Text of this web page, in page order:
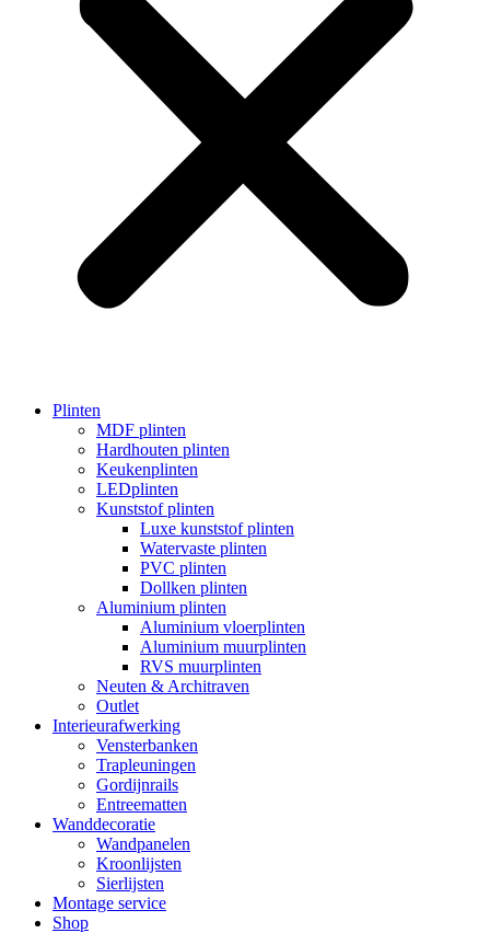
Plinten
MDF plinten
Hardhouten plinten
Keukenplinten
LEDplinten
Kunststof plinten
Luxe kunststof plinten
Watervaste plinten
PVC plinten
Dollken plinten
Aluminium plinten
Aluminium vloerplinten
Aluminium muurplinten
RVS muurplinten
Neuten & Architraven
Outlet
Interieurafwerking
Vensterbanken
Trapleuningen
Gordijnrails
Entreematten
Wanddecoratie
Wandpanelen
Kroonlijsten
Sierlijsten
Montage service
Shop